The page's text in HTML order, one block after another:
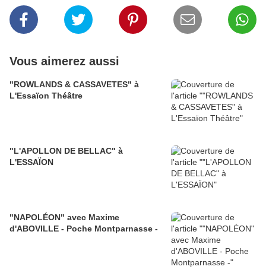
Vous aimerez aussi
"ROWLANDS & CASSAVETES" à
L'Essaïon Théâtre
"L'APOLLON DE BELLAC" à
L'ESSAÏON
"NAPOLÉON" avec Maxime
d'ABOVILLE - Poche Montparnasse -